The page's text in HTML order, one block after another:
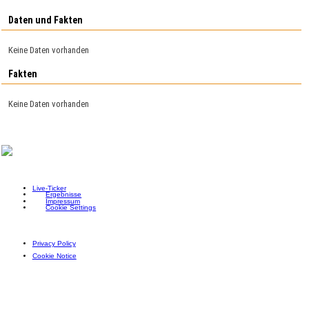
Daten und Fakten
Keine Daten vorhanden
Fakten
Keine Daten vorhanden
Live-Ticker
Ergebnisse
Impressum
Cookie Settings
Privacy Policy
Cookie Notice